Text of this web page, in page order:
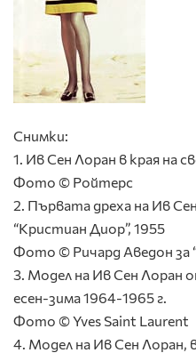
Снимки:
1. Ив Сен Лоран в края на
Фото © Ройтерс
2. Първата дреха на Ив
“Кристиан Диор”, 1955
Фото © Ричард Аведон за
3. Модел на Ив Сен Лоран
есен-зима 1964-1965 г.
Фото © Yves Saint Laurent
4. Модел на Ив Сен